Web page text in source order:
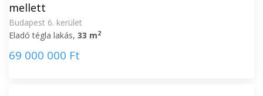
mellett
Budapest 6. kerület
Eladó tégla lakás, 33 m2
69 000 000 Ft